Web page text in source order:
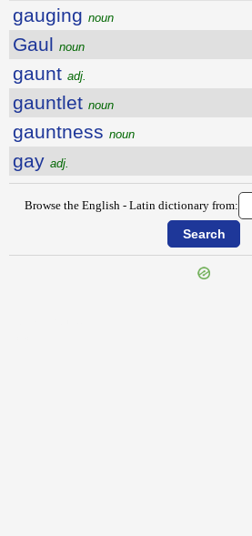
gauging noun
Gaul noun
gaunt adj.
gauntlet noun
gauntness noun
gay adj.
Browse the English - Latin dictionary from: